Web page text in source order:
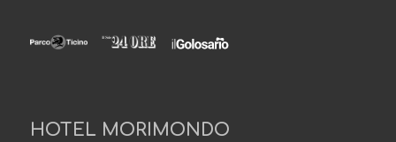
HOTEL MORIMONDO